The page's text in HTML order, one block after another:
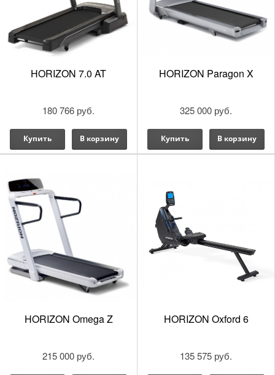
HORIZON 7.0 AT
180 766 руб.
Купить В корзину
HORIZON Paragon X
325 000 руб.
Купить В корзину
HORIZON Omega Z
215 000 руб.
HORIZON Oxford 6
135 575 руб.